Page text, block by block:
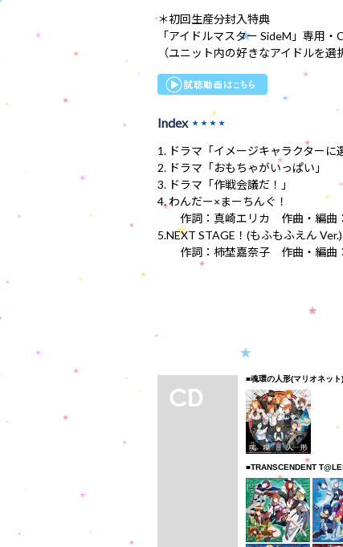
＊初回生産分封入特典
「アイドルマスター SideM」専用
（ユニット内の好きなアイドルを選
Index ★★★★
1. ドラマ「イメージキャラクターに
2. ドラマ「おもちゃがいっぱい」
3. ドラマ「作戦会議だ！」
4. わんだー×まーちんぐ！
作詞：真崎エリカ 作曲・編曲
5.NEXT STAGE！(もふもふえん Ver.)
作詞：柿埜嘉奈子 作曲・編曲
■魂環の人形(マリオネット)
■TRANSCENDENT